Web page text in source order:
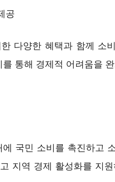
공
다양한 혜택과 함께 소
통해 경제적 어려움을
국민 소비를 촉진하고
지역 경제 활성화를 지